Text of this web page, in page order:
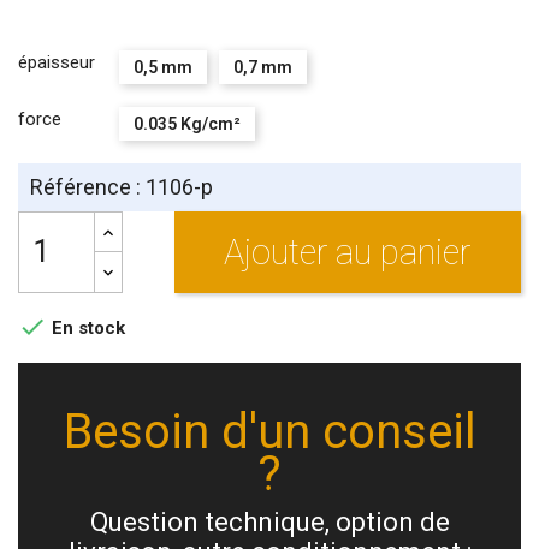
épaisseur 0,5 mm 0,7 mm
force 0.035 Kg/cm²
Référence : 1106-p
Ajouter au panier
 En stock
Besoin d'un conseil
?
Question technique, option de